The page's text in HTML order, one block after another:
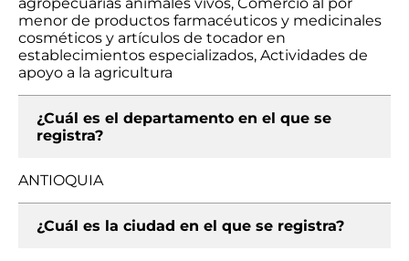
menor de productos farmacéuticos y medicinales
cosméticos y artículos de tocador en
establecimientos especializados, Actividades de
apoyo a la agricultura
¿Cuál es el departamento en el que se
registra?
ANTIOQUIA
¿Cuál es la ciudad en el que se registra?